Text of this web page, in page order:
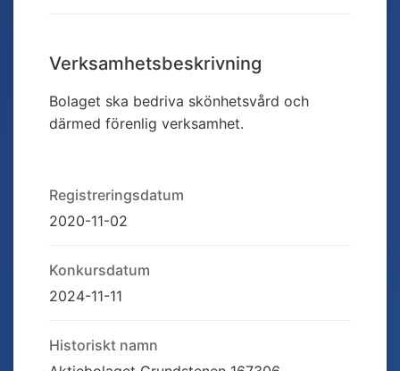
Verksamhetsbeskrivning
Bolaget ska bedriva skönhetsvård och
därmed förenlig verksamhet.
Registreringsdatum
2020-11-02
Konkursdatum
2024-11-11
Historiskt namn